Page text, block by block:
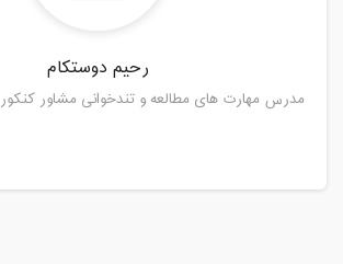
رحیم دوستکام
مدرس مهارت های مطالعه و تندخوانی مشاور کنکور